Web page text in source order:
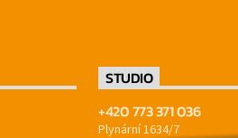
STUDIO
+420 773 371 036
Plynární 1634/7